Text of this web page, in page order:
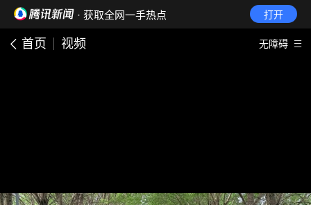
· 获取全网一手热点 打开
首页 视频 无障碍